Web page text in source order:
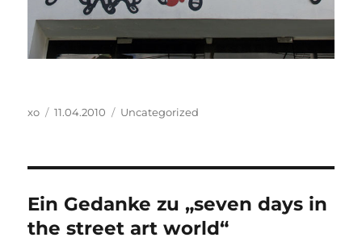
Autor
xo
Veröffentlicht
11.04.2010 Kategorien
Uncategorized
Ein Gedanke zu „seven days in
the street art world“